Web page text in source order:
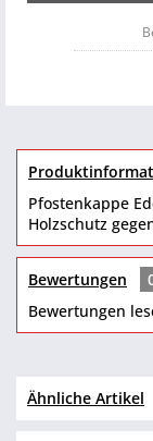
Pfostenkappe
Holzschutz
Bewertungen
Bewertungen
Ähnliche Artikel